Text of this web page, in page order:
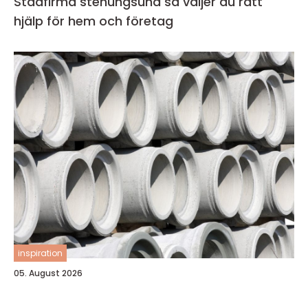
hjälp för hem och företag
inspiration
05. August 2026